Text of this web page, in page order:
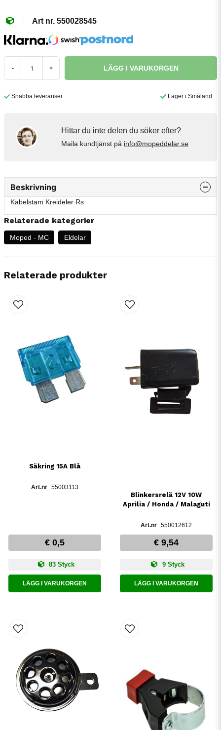
550028545
- + LÄGG I VARUKORGEN
Snabba leveranser Lager i Småland
Hittar du inte delen du söker efter?
Maila kundtjänst på info@mopeddelar.se
Beskrivning
Kabelstam Kreideler Rs
Relaterade kategorier
Moped - MC Eldelar
Relaterade produkter
Säkring 15A Blå
55003113
€ 0,5
83 Styck
LÄGG I VARUKORGEN
Blinkersrelä 12V 10W
Aprilia / Honda / Malaguti
550012612
€ 9,54
9 Styck
LÄGG I VARUKORGEN